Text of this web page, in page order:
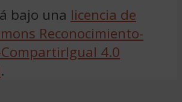
bajo una licencia de
Reconocimiento-
4.0
.